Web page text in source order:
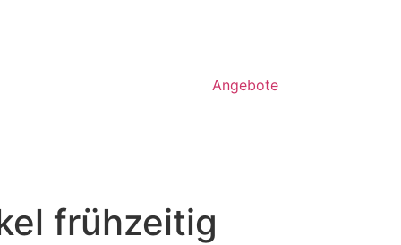
Angebote
frühzeitig